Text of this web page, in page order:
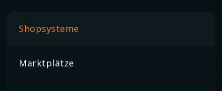
Shopsysteme
Marktplätze